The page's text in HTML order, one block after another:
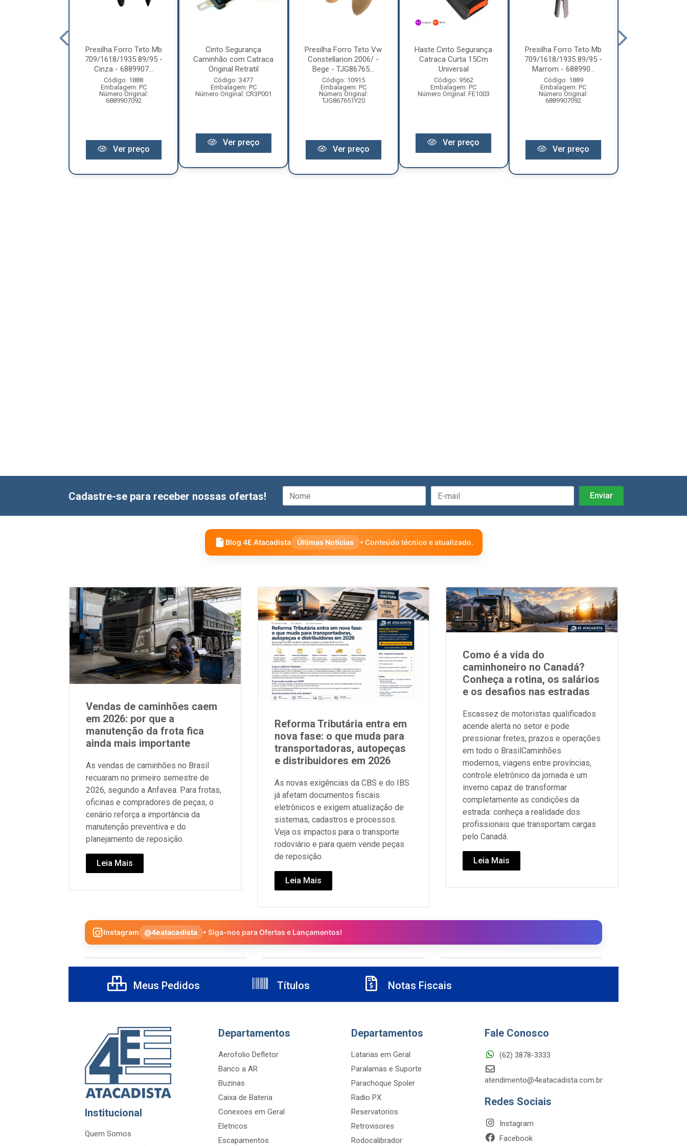
Presilha Forro Teto Mb
709/1618/1935 89/95 -
Cinza - 6889907...
Código: 1888
Embalagem: PC
Número Original:
6889907092
Ver preço
Cinto Segurança
Caminhão com Catraca
Original Retratil
Código: 3477
Embalagem: PC
Número Original: CR3P001
Ver preço
Presilha Forro Teto Vw
Constellarion 2006/ -
Bege - TJG86765...
Código: 10915
Embalagem: PC
Número Original:
TJG867651Y20
Ver preço
Haste Cinto Segurança
Catraca Curta 15Cm
Universal
Código: 9562
Embalagem: PC
Número Original: FE1003
Ver preço
Presilha Forro Teto Mb
709/1618/1935 89/95 -
Marrom - 688990...
Código: 1889
Embalagem: PC
Número Original:
6889907092
Ver preço
Cadastre-se para receber nossas ofertas!
Blog 4E Atacadista Últimas Notícias • Conteúdo técnico e atualizado.
Vendas de caminhões caem
em 2026: por que a
manutenção da frota fica
ainda mais importante
As vendas de caminhões no Brasil
recuaram no primeiro semestre de
2026, segundo a Anfavea. Para frotas,
oficinas e compradores de peças, o
cenário reforça a importância da
manutenção preventiva e do
planejamento de reposição.
Leia Mais
Reforma Tributária entra em
nova fase: o que muda para
transportadoras, autopeças
e distribuidores em 2026
As novas exigências da CBS e do IBS
já afetam documentos fiscais
eletrônicos e exigem atualização de
sistemas, cadastros e processos.
Veja os impactos para o transporte
rodoviário e para quem vende peças
de reposição.
Leia Mais
Como é a vida do
caminhoneiro no Canadá?
Conheça a rotina, os salários
e os desafios nas estradas
Escassez de motoristas qualificados
acende alerta no setor e pode
pressionar fretes, prazos e operações
em todo o BrasilCaminhões
modernos, viagens entre províncias,
controle eletrônico da jornada e um
inverno capaz de transformar
completamente as condições da
estrada: conheça a realidade dos
profissionais que transportam cargas
pelo Canadá.
Leia Mais
Instagram @4eatacadista • Siga-nos para Ofertas e Lançamentos!
Meus Pedidos Títulos Notas Fiscais
Institucional
Quem Somos
Departamentos
Aerofolio Defletor
Banco a AR
Buzinas
Caixa de Bateria
Conexoes em Geral
Eletricos
Escapamentos
Departamentos
Latarias em Geral
Paralamas e Suporte
Parachoque Spoler
Radio PX
Reservatorios
Retrovisores
Rodocalibrador
Fale Conosco
(62) 3878-3333
atendimento@4eatacadista.com.br
Redes Sociais
Instagram
Facebook